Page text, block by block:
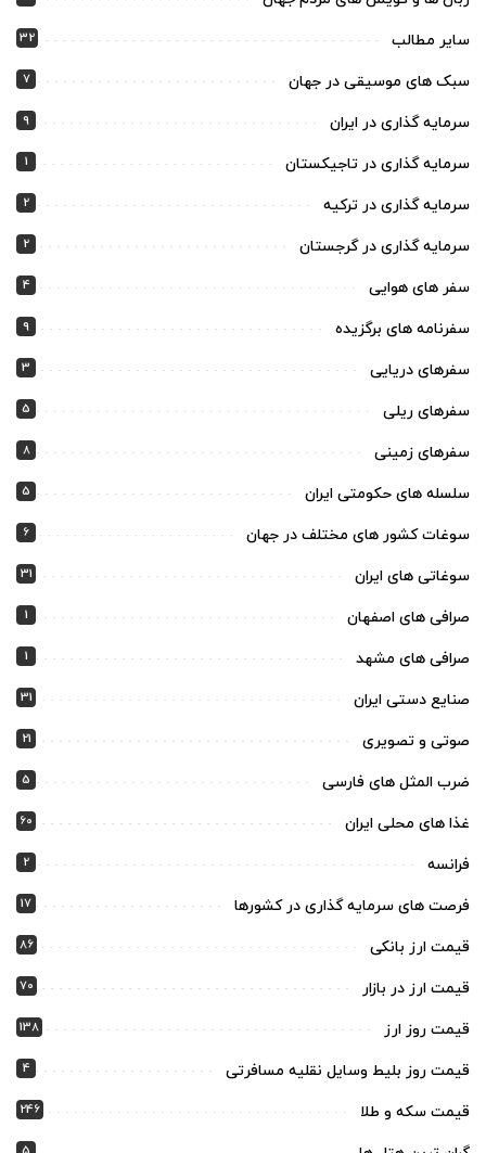
سایر مطالب 32
سبک های موسیقی در جهان 7
سرمایه گذاری در ایران 9
سرمایه گذاری در تاجیکستان 1
سرمایه گذاری در ترکیه 2
سرمایه گذاری در گرجستان 2
سفر های هوایی 4
سفرنامه های برگزیده 9
سفرهای دریایی 3
سفرهای ریلی 5
سفرهای زمینی 8
سلسله های حکومتی ایران 5
سوغات کشور های مختلف در جهان 6
سوغاتی های ایران 31
صرافی های اصفهان 1
صرافی های مشهد 1
صنایع دستی ایران 31
صوتی و تصویری 21
ضرب المثل های فارسی 5
غذا های محلی ایران 60
فرانسه 2
فرصت های سرمایه گذاری در کشورها 17
قیمت ارز بانکی 86
قیمت ارز در بازار 70
قیمت روز ارز 138
قیمت روز بلیط وسایل نقلیه مسافرتی 4
قیمت سکه و طلا 246